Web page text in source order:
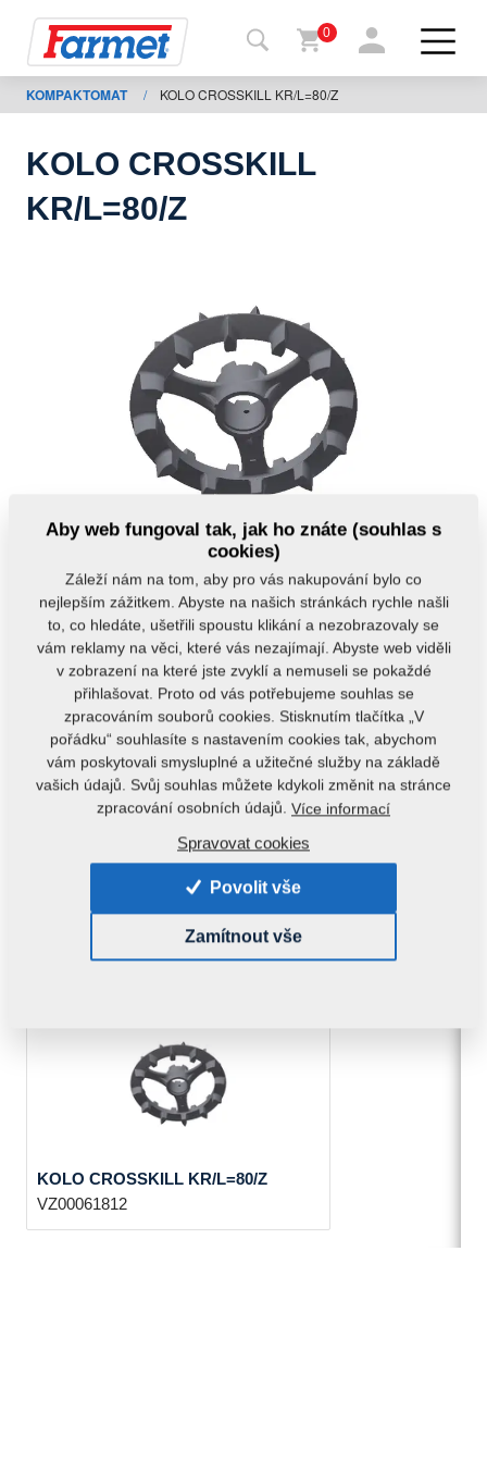
Zpět
na
shop
0
KOMPAKTOMAT / KOLO CROSSKILL KR/L=80/Z
KOLO CROSSKILL
KR/L=80/Z
Kód produktu: VZ00014132
Původní katalogové číslo: 4009332
Tento díl je použitelný i pro následující stroje:
KOMPAKTOMAT
13,7520 kg
Alternativy výrobku
KOLO CROSSKILL KR/L=80/Z
VZ00061812
Aby web fungoval tak, jak ho znáte (souhlas s
cookies)
Záleží nám na tom, aby pro vás nakupování bylo co
nejlepším zážitkem. Abyste na našich stránkách rychle našli
to, co hledáte, ušetřili spoustu klikání a nezobrazovaly se
vám reklamy na věci, které vás nezajímají. Abyste web viděli
v zobrazení na které jste zvyklí a nemuseli se pokaždé
přihlašovat. Proto od vás potřebujeme souhlas se
zpracováním souborů cookies. Stisknutím tlačítka „V
pořádku“ souhlasíte s nastavením cookies tak, abychom
vám poskytovali smysluplné a užitečné služby na základě
vašich údajů. Svůj souhlas můžete kdykoli změnit na stránce
zpracování osobních údajů. Více informací
Spravovat cookies
Povolit vše
Zamítnout vše